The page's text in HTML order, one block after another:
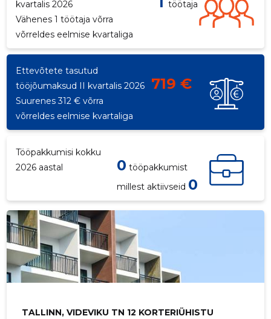
kvartalis 2026
töötaja
Vähenes 1 töötaja võrra
võrreldes eelmise kvartaliga
Ettevõtete tasutud
tööjõumaksud II kvartalis 2026
719 €
Suurenes 312 € võrra
võrreldes eelmise kvartaliga
Tööpakkumisi kokku
2026 aastal
0 tööpakkumist
millest aktiivseid 0
TALLINN, VIDEVIKU TN 12 KORTERIÜHISTU